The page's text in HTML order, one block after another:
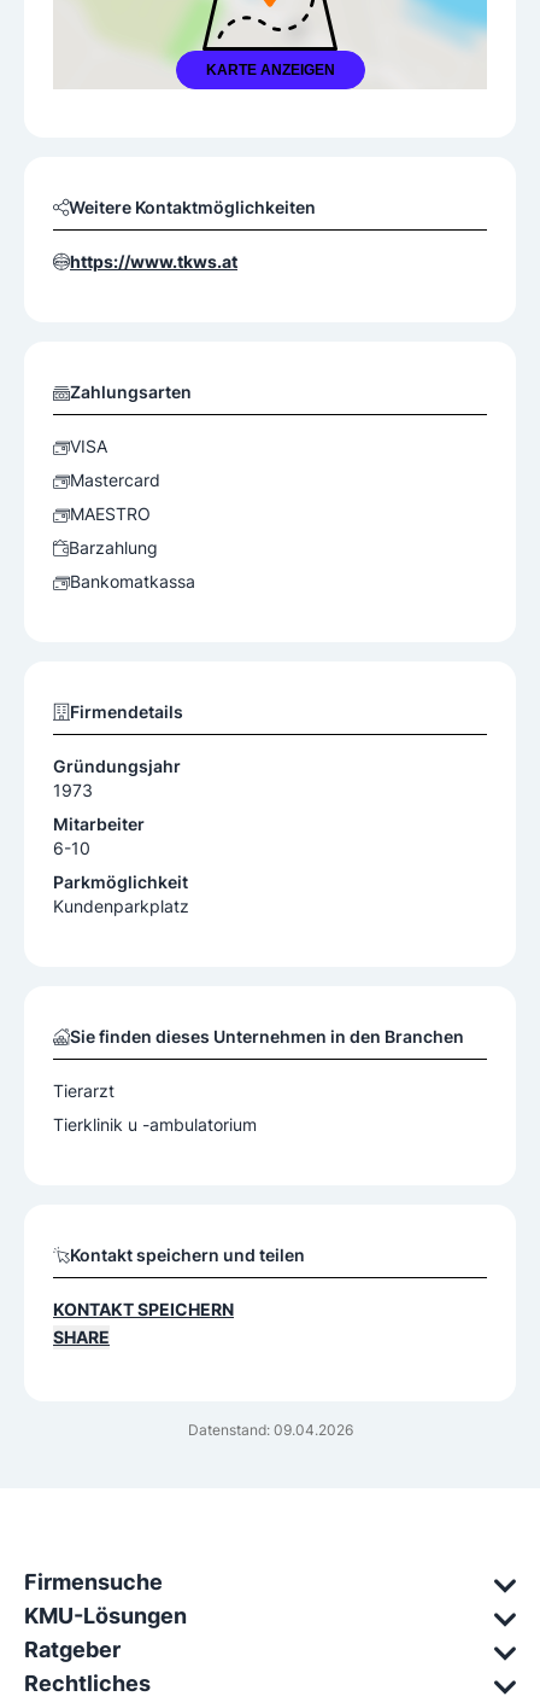
KARTE ANZEIGEN
Datenstand: 09.04.2026
Weitere Kontaktmöglichkeiten
https://www.tkws.at
Zahlungsarten
VISA
Mastercard
MAESTRO
Barzahlung
Bankomatkassa
Firmendetails
Gründungsjahr
1973
Mitarbeiter
6-10
Parkmöglichkeit
Kundenparkplatz
Sie finden dieses Unternehmen in den Branchen
Tierarzt
Tierklinik u -ambulatorium
Kontakt speichern und teilen
KONTAKT SPEICHERN
SHARE
Firmensuche
KMU-Lösungen
Ratgeber
Rechtliches